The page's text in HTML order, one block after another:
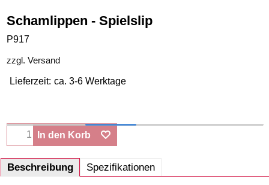
Schamlippen - Spielslip
P917
zzgl. Versand
Lieferzeit: ca. 3-6 Werktage
In den Korb
Beschreibung Spezifikationen